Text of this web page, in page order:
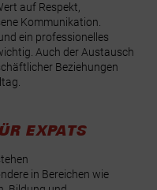
auf Respekt,
Kommunikation.
ein professionelles
Auch der Austausch
Beziehungen
EXPATS
in Bereichen wie